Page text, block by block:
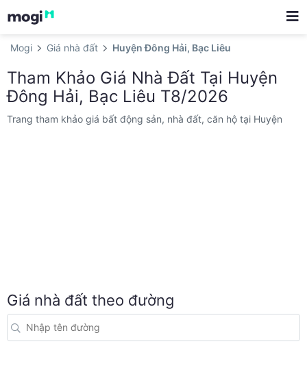
Mogi Giá nhà đất Huyện Đông Hải, Bạc Liêu
Tham Khảo Giá Nhà Đất Tại Huyện
Đông Hải, Bạc Liêu T8/2026
Trang tham khảo giá bất động sản, nhà đất, căn hộ tại Huyện
Giá nhà đất theo đường